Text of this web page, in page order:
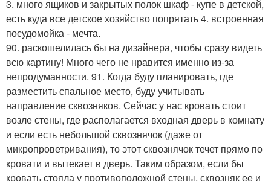
3. много ящиков и закрытых полок шкаф - купе в детской,
есть куда все детское хозяйство попрятать 4. встроенная
посудомойка - мечта.
90. раскошелилась бы на дизайнера, чтобы сразу видеть
всю картину! Много чего не нравится именно из-за
непродуманности. 91. Когда буду планировать, где
разместить спальное место, буду учитывать
направление сквозняков. Сейчас у нас кровать стоит
возле стены, где располагается входная дверь в комнату
и если есть небольшой сквознячок (даже от
микропроветривания), то этот сквознячок течет прямо по
кровати и вытекает в дверь. Таким образом, если бы
кровать стояла у противоположной стены, сквозняк ее и